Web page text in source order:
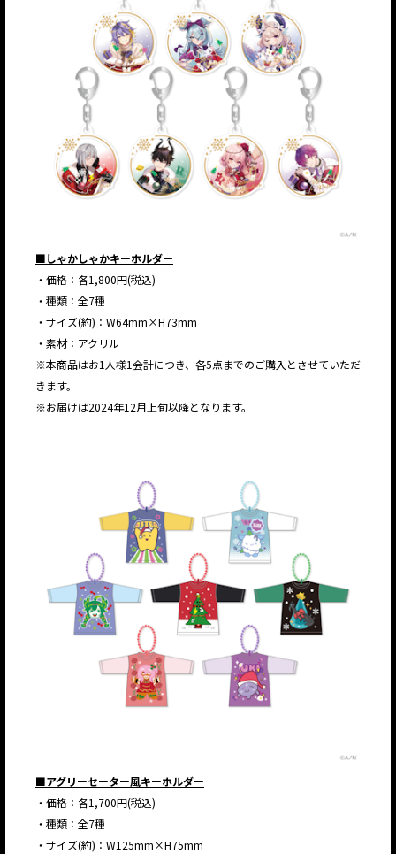
■しゃかしゃかキーホルダー
・価格：各1,800円(税込)
・種類：全7種
・サイズ(約)：W64mm×H73mm
・素材：アクリル
※本商品はお1人様1会計につき、各5点までのご購入とさせていただ
きます。
※お届けは2024年12月上旬以降となります。
■アグリーセーター風キーホルダー
・価格：各1,700円(税込)
・種類：全7種
・サイズ(約)：W125mm×H75mm